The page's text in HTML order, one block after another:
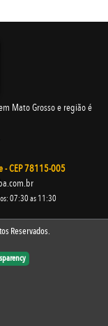
Mato Grosso e região é
- CEP 78115-005
07:30 as 11:30
Reservados.